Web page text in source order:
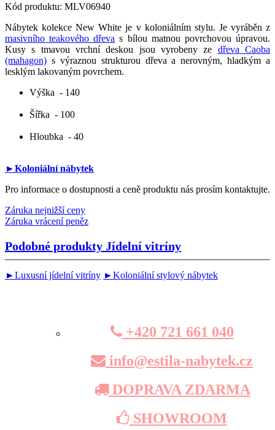
Kód produktu: MLV06940
Nábytek kolekce New White je v koloniálním stylu. Je vyráběn z
masivního teakového dřeva s bílou matnou povrchovou úpravou.
Kusy s tmavou vrchní deskou jsou vyrobeny ze dřeva Caoba
(mahagon) s výraznou strukturou dřeva a nerovným, hladkým a
lesklým lakovaným povrchem.
Výška - 140
Šířka - 100
Hloubka - 40
►Koloniální nábytek
Pro informace o dostupnosti a ceně produktu nás prosím kontaktujte.
Záruka nejnižší ceny
Záruka vrácení peněz
Podobné produkty Jídelní vitríny
►Luxusní jídelní vitríny ►Koloniální stylový nábytek
+420 721 661 040
info@estila-nabytek.cz
DOPRAVA ZDARMA
SHOWROOM